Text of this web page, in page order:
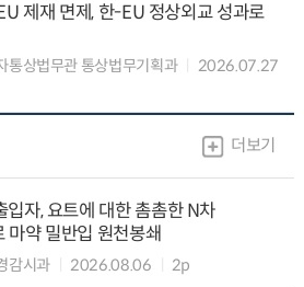
제재 면제, 한-EU 정상외교 성과로
통상법무관 통상법무기획과
2026.07.27
더보기
입자, 요트에 대한 촘촘한 N차
마약 밀반입 원천봉쇄
감시과 2026.08.06 2p